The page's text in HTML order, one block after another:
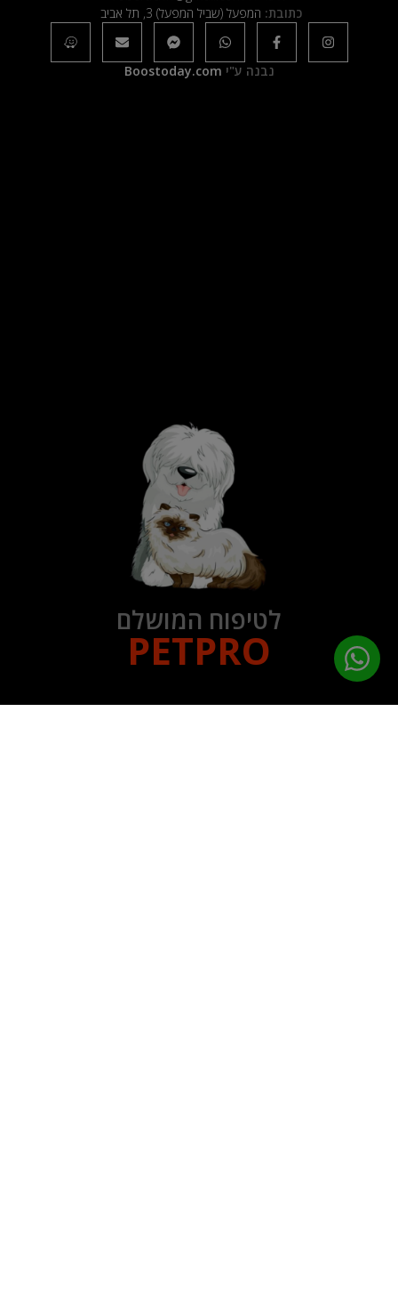
לטיפוח המושלם
PETPRO
כתובת: המפעל (שביל המפעל) 3, תל אביב
נבנה ע"י Boostoday.com